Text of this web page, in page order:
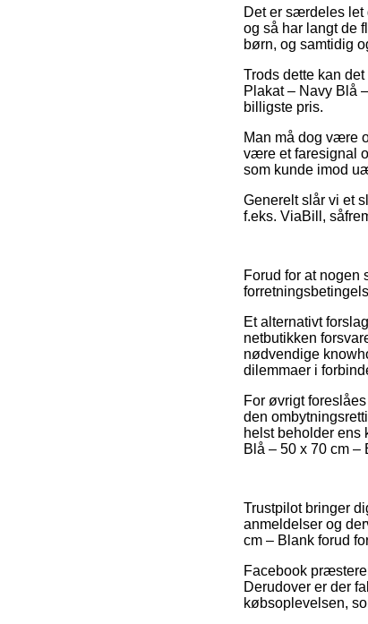
Det er særdeles let
og så har langt de
børn, og samtidig
Trods dette kan
Plakat – Navy Blå
billigste pris.
Man må dog være
være et faresignal
som kunde imod
Generelt slår vi et
f.eks. ViaBill,
Forud for at nogen
Et alternativt
netbutikken
nødvendige
dilemmaer i
For øvrigt
den
helst beholder ens
Blå – 50 x 70 cm –
Trustpilot bringer
anmeldelser og
cm – Blank forud
Facebook
Derudover er der
købsoplevelsen,